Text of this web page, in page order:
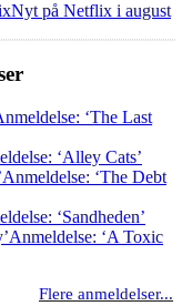
Nyt på Netflix i august
‘The Last
‘Alley Cats’
Anmeldelse: ‘The Debt
‘Sandheden’
Anmeldelse: ‘A Toxic
Flere anmeldelser...